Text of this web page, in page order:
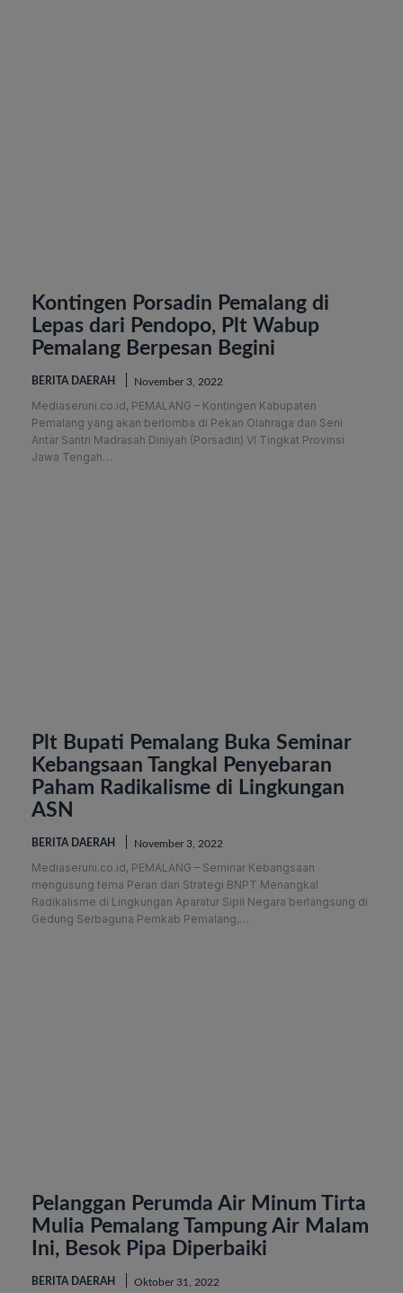
Kontingen Porsadin Pemalang di
Lepas dari Pendopo, Plt Wabup
Pemalang Berpesan Begini
BERITA DAERAH November 3, 2022
Mediaseruni.co.id, PEMALANG – Kontingen Kabupaten
Pemalang yang akan berlomba di Pekan Olahraga dan Seni
Antar Santri Madrasah Diniyah (Porsadin) VI Tingkat Provinsi
Jawa Tengah…
Plt Bupati Pemalang Buka Seminar
Kebangsaan Tangkal Penyebaran
Paham Radikalisme di Lingkungan
ASN
BERITA DAERAH November 3, 2022
Mediaseruni.co.id, PEMALANG – Seminar Kebangsaan
mengusung tema Peran dan Strategi BNPT Menangkal
Radikalisme di Lingkungan Aparatur Sipil Negara berlangsung di
Gedung Serbaguna Pemkab Pemalang,…
Pelanggan Perumda Air Minum Tirta
Mulia Pemalang Tampung Air Malam
Ini, Besok Pipa Diperbaiki
BERITA DAERAH Oktober 31, 2022